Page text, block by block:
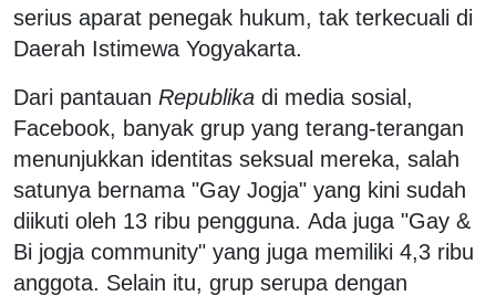
serius aparat penegak hukum, tak terkecuali di
Daerah Istimewa Yogyakarta.
Dari pantauan Republika di media sosial,
Facebook, banyak grup yang terang-terangan
menunjukkan identitas seksual mereka, salah
satunya bernama "Gay Jogja" yang kini sudah
diikuti oleh 13 ribu pengguna. Ada juga "Gay &
Bi jogja community" yang juga memiliki 4,3 ribu
anggota. Selain itu, grup serupa dengan